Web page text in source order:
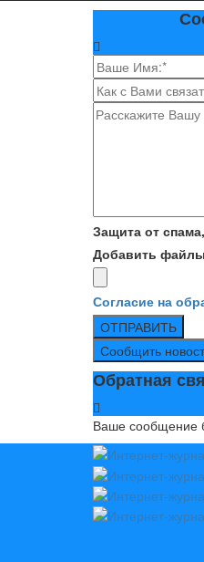
Защита от
Добавить файлы
Согласие на
ОТПРАВИТЬ
Сообщить
Обратная
Ваше сообщение